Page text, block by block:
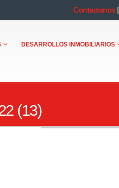
Contactanos|
DESARROLLOS INMOBILIARIOS
(13)